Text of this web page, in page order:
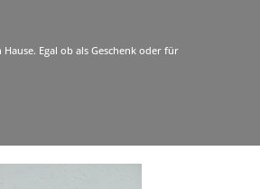
Egal ob als Geschenk oder für